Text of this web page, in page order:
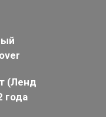
(Ленд
года